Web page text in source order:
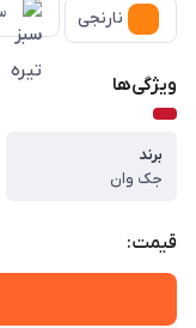
نارنجی
ویژگی‌ها
برند
جک وان
قیمت: